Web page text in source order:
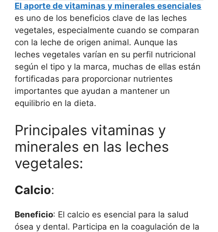
El aporte de vitaminas y minerales esenciales
es uno de los beneficios clave de las leches
vegetales, especialmente cuando se comparan
con la leche de origen animal. Aunque las
leches vegetales varían en su perfil nutricional
según el tipo y la marca, muchas de ellas están
fortificadas para proporcionar nutrientes
importantes que ayudan a mantener un
equilibrio en la dieta.
Principales vitaminas y
minerales en las leches
vegetales:
Calcio:
Beneficio: El calcio es esencial para la salud
ósea y dental. Participa en la coagulación de la